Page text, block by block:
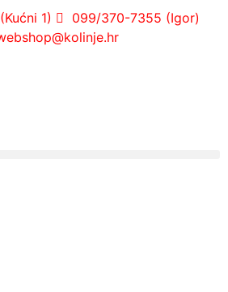
1)
099/370-7355 (Igor)